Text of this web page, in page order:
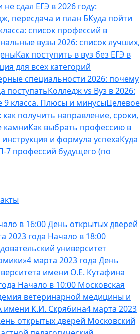
не сдал ЕГЭ в 2026 году:
пересдача и план БКуда пойти
список профессий в
вузы 2026: список лучших,
Как поступить в вуз без ЕГЭ в
для всех категорий
специальности 2026: почему
поступатьКолледж vs Вуз в 2026:
9 класса. Плюсы и минусыЦелевое
получить направление, сроки,
камниКак выбрать профессию в
и формула успехаКуда
7 профессий будущего (по
в 16:00 День открытых дверей
2023 года Начало в 18:00
университет
4 марта 2023 года День
имени О.Е. Кутафина
Начало в 10:00 Московская
ветеринарной медицины и
имени К.И. Скрябина4 марта 2023
открытых дверей Московский